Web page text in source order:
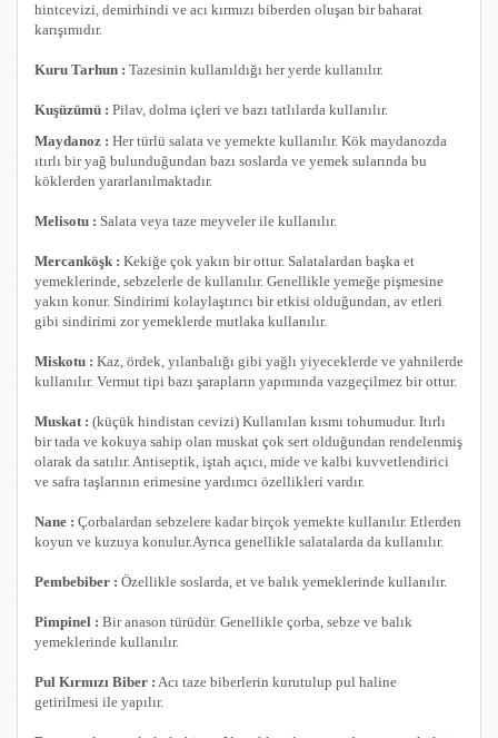
hintcevizi, demirhindi ve acı kırmızı biberden oluşan bir baharat
karışımıdır.
Kuru Tarhun : Tazesinin kullanıldığı her yerde kullanılır.
Kuşüzümü : Pilav, dolma içleri ve bazı tatlılarda kullanılır.
Maydanoz : Her türlü salata ve yemekte kullanılır. Kök maydanozda
ıtırlı bir yağ bulunduğundan bazı soslarda ve yemek sularında bu
köklerden yararlanılmaktadır.
Melisotu : Salata veya taze meyveler ile kullanılır.
Mercanköşk : Kekiğe çok yakın bir ottur. Salatalardan başka et
yemeklerinde, sebzelerle de kullanılır. Genellikle yemeğe pişmesine
yakın konur. Sindirimi kolaylaştırıcı bir etkisi olduğundan, av etleri
gibi sindirimi zor yemeklerde mutlaka kullanılır.
Miskotu : Kaz, ördek, yılanbalığı gibi yağlı yiyeceklerde ve yahnilerde
kullanılır. Vermut tipi bazı şarapların yapımında vazgeçilmez bir ottur.
Muskat : (küçük hindistan cevizi) Kullanılan kısmı tohumudur. Itırlı
bir tada ve kokuya sahip olan muskat çok sert olduğundan rendelenmiş
olarak da satılır. Antiseptik, iştah açıcı, mide ve kalbi kuvvetlendirici
ve safra taşlarının erimesine yardımcı özellikleri vardır.
Nane : Çorbalardan sebzelere kadar birçok yemekte kullanılır. Etlerden
koyun ve kuzuya konulur.Ayrıca genellikle salatalarda da kullanılır.
Pembebiber : Özellikle soslarda, et ve balık yemeklerinde kullanılır.
Pimpinel : Bir anason türüdür. Genellikle çorba, sebze ve balık
yemeklerinde kullanılır.
Pul Kırmızı Biber : Acı taze biberlerin kurutulup pul haline
getirilmesi ile yapılır.